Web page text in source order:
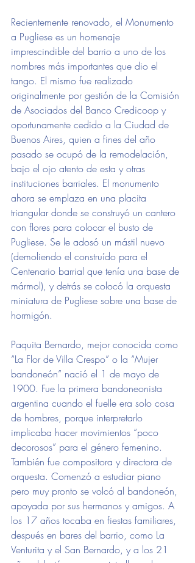
Recientemente renovado, el Monumento
a Pugliese es un homenaje
imprescindible del barrio a uno de los
nombres más importantes que dio el
tango. El mismo fue realizado
originalmente por gestión de la Comisión
de Asociados del Banco Credicoop y
oportunamente cedido a la Ciudad de
Buenos Aires, quien a fines del año
pasado se ocupó de la remodelación,
bajo el ojo atento de esta y otras
instituciones barriales. El monumento
ahora se emplaza en una placita
triangular donde se construyó un cantero
con flores para colocar el busto de
Pugliese. Se le adosó un mástil nuevo
(demoliendo el construído para el
Centenario barrial que tenía una base de
mármol), y detrás se colocó la orquesta
miniatura de Pugliese sobre una base de
hormigón.
Paquita Bernardo, mejor conocida como
“La Flor de Villa Crespo” o la “Mujer
bandoneón” nació el 1 de mayo de
1900. Fue la primera bandoneonista
argentina cuando el fuelle era solo cosa
de hombres, porque interpretarlo
implicaba hacer movimientos “poco
decorosos” para el género femenino.
También fue compositora y directora de
orquesta. Comenzó a estudiar piano
pero muy pronto se volcó al bandoneón,
apoyada por sus hermanos y amigos. A
los 17 años tocaba en fiestas familiares,
después en bares del barrio, como La
Venturita y el San Bernardo, y a los 21